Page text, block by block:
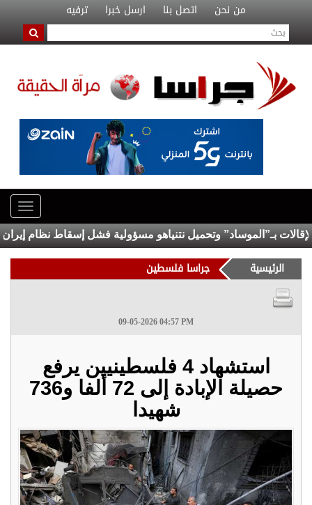
من نحن اتصل بنا ارسل خبرا ترفيه
بـ”الموساد” وتحميل نتنياهو مسؤولية فشل إسقاط نظام إيران
الرئيسية جراسا فلسطين
09-05-2026 04:57 PM
استشهاد 4 فلسطينيين يرفع
حصيلة الإبادة إلى 72 ألفا و736
شهيدا